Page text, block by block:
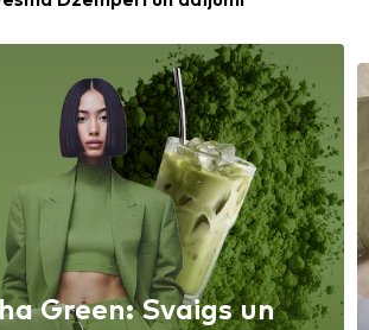
Green: Svaigs un